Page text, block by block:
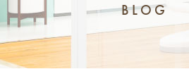
BLOG